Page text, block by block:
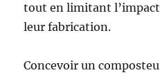
tout en limitant
leur fabrication.
Concevoir un